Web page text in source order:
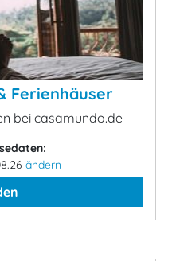
Ferienhäuser
bei casamundo.de
ändern